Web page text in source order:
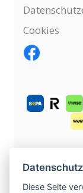
Cookies
Diese Seite